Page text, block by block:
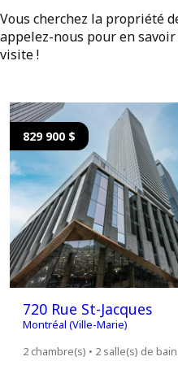
Vous cherchez la propriété
appelez-nous pour en
visite !
829 900 $
720 Rue St-Jacques
Montréal (Ville-Marie)
2 chambre(s) • 2 salle(s) de bain